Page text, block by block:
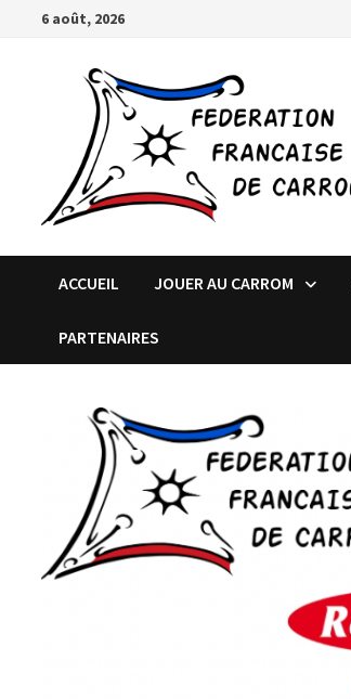
Passer6 août, 2026
ACCUEIL JOUER AU CARROM
PARTENAIRES